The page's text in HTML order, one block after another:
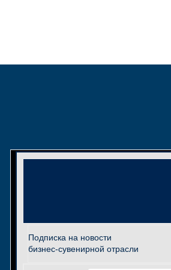
Подписка на новости
бизнес-сувенирной отрасли